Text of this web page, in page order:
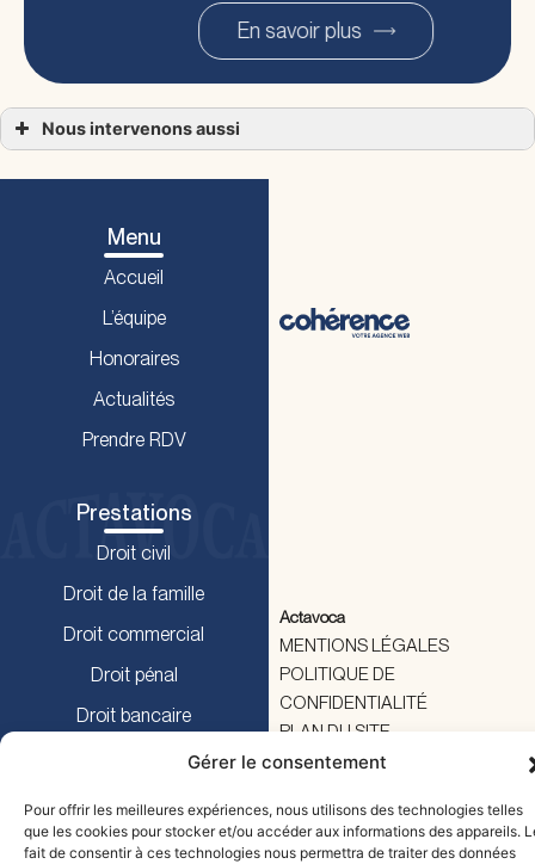
Gérer le consentement
telles que les cookies pour stocker et/ou accéder aux informations des
appareils. Le fait de consentir à ces technologies nous permettra de
traiter des données telles que le comportement de navigation ou les ID
consentement peut avoir un effet négatif sur certaines caractéristiques
Accepter
Refuser
Politique de cookiesPolitique de confidentialité
En savoir plus
Nous intervenons aussi
Succession Vitré
Succession Pacé
Succession Bruz
Succession Rennes
Menu
Accueil
L’équipe
Honoraires
Actualités
Prendre RDV
Prestations
Droit civil
Droit de la famille
Droit commercial
Droit pénal
Droit bancaire
Actavoca
MENTIONS LÉGALES
POLITIQUE DE
CONFIDENTIALITÉ
PLAN DU SITE